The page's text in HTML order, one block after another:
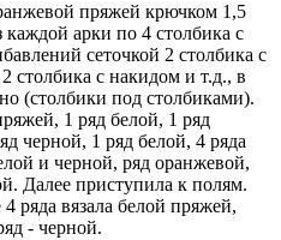
пряжей крючком 1,5
арки по 4 столбика с
сеточкой 2 столбика с
столбика с накидом и т.д., в
(столбики под столбиками).
1 ряд белой, 1 ряд
черной, 1 ряд белой, 4 ряда
и черной, ряд оранжевой,
Далее приступила к полям.
ряда вязала белой пряжей,
- черной.